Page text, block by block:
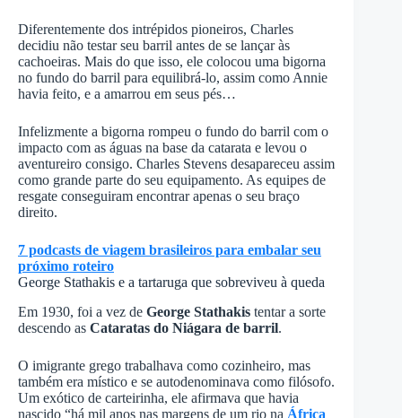
Diferentemente dos intrépidos pioneiros, Charles
decidiu não testar seu barril antes de se lançar às
cachoeiras. Mais do que isso, ele colocou uma bigorna
no fundo do barril para equilibrá-lo, assim como Annie
havia feito, e a amarrou em seus pés…
Infelizmente a bigorna rompeu o fundo do barril com o
impacto com as águas na base da catarata e levou o
aventureiro consigo. Charles Stevens desapareceu assim
como grande parte do seu equipamento. As equipes de
resgate conseguiram encontrar apenas o seu braço
direito.
7 podcasts de viagem brasileiros para embalar seu
próximo roteiro
George Stathakis e a tartaruga que sobreviveu à queda
Em 1930, foi a vez de George Stathakis tentar a sorte
descendo as Cataratas do Niágara de barril.
O imigrante grego trabalhava como cozinheiro, mas
também era místico e se autodenominava como filósofo.
Um exótico de carteirinha, ele afirmava que havia
nascido “há mil anos nas margens de um rio na África